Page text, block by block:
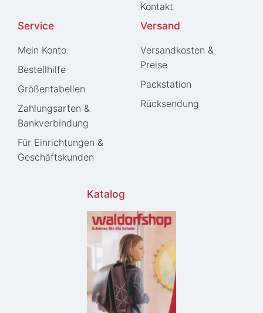
Kontakt
Service
Mein Konto
Bestellhilfe
Größentabellen
Zahlungsarten &
Bankverbindung
Für Einrichtungen &
Geschäftskunden
Versand
Versandkosten &
Preise
Packstation
Rücksendung
Katalog